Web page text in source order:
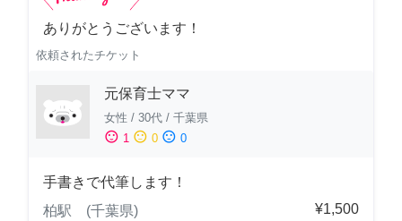
ありがとうございます！
依頼されたチケット
元保育士ママ
女性 / 30代 / 千葉県
sentiment_satisfied 1 sentiment_neutral 0 sentiment_dissatisfied 0
手書きで代筆します！
柏駅 (千葉県)
¥1,500